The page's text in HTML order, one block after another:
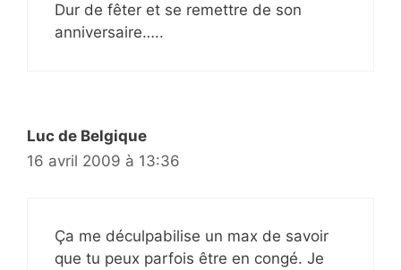
Dur de fêter et se remettre de son
anniversaire…..
Luc de Belgique
16 avril 2009 à 13:36
Ça me déculpabilise un max de savoir
que tu peux parfois être en congé. Je